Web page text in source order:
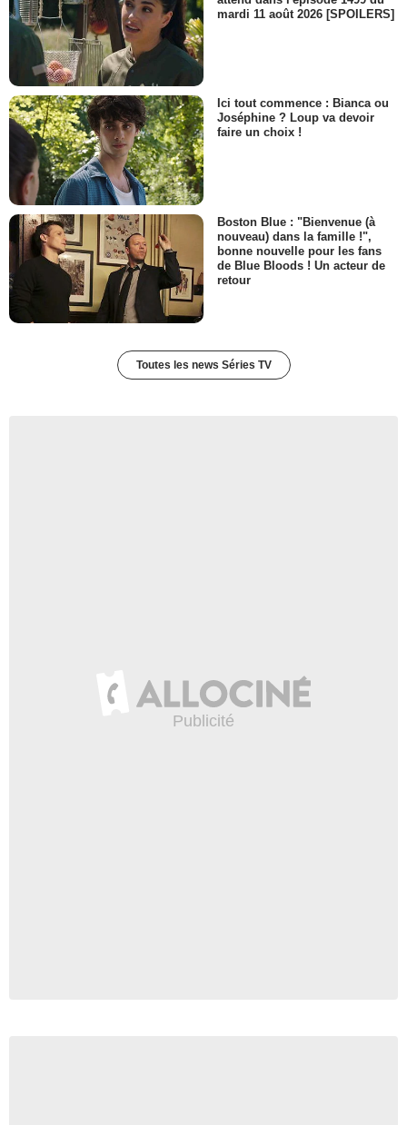
mardi 11 août 2026 [SPOILERS]
Ici tout commence : Bianca ou
Joséphine ? Loup va devoir
faire un choix !
Boston Blue : "Bienvenue (à
nouveau) dans la famille !",
bonne nouvelle pour les fans
de Blue Bloods ! Un acteur de
retour
Toutes les news Séries TV